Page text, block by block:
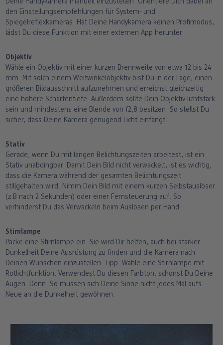
Deine Handykamera manuell einzustellen. Orientiere Dich dabei an
den Einstellungsempfehlungen für System- und
Spiegelreflexkameras. Hat Deine Handykamera keinen Profimodus,
lädst Du diese Funktion mit einer externen App herunter.
Objektiv
Wähle ein Objektiv mit einer kurzen Brennweite von etwa 12 bis 24
mm. Mit solch einem Weitwinkelobjektiv bist Du in der Lage, einen
größeren Bildausschnitt aufzunehmen und erreichst gleichzeitig
eine höhere Schärfentiefe. Außerdem sollte Dein Objektiv lichtstark
sein und mindestens eine Blende von f2,8 besitzen. So stellst Du
sicher, dass Deine Kamera genügend Licht einfängt.
Stativ
Gerade, wenn Du mit langen Belichtungszeiten arbeitest, ist ein
Stativ unabdingbar. Damit Dein Bild nicht verwackelt, ist es wichtig,
dass die Kamera während der gesamten Belichtungszeit
stillgehalten wird. Nimm Dein Bild mit einem kurzen Selbstauslöser
(z.B nach 2 Sekunden) oder einer Fernsteuerung auf. So
verhinderst Du das Verwackeln beim Auslösen per Hand.
Stirnlampe
Packe eine Stirnlampe ein. Sie wird Dir helfen, auch bei starker
Dunkelheit Deine Ausrüstung zu finden und die Kamera nach
Deinen Wünschen einzustellen. Tipp: Wähle eine Stirnlampe mit
Rotlichtfunktion. Verwendest Du diesen Farbton, schonst Du Deine
Augen. Denn: So müssen sich Deine Sinne nicht jedes Mal aufs
Neue an die Dunkelheit gewöhnen.